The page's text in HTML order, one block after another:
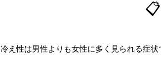
冷え性は男性よりも女性に多く見られる症